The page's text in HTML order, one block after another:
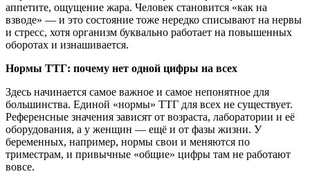
аппетите, ощущение жара. Человек становится «как на
взводе» — и это состояние тоже нередко списывают на нервы
и стресс, хотя организм буквально работает на повышенных
оборотах и изнашивается.
Нормы ТТГ: почему нет одной цифры на всех
Здесь начинается самое важное и самое непонятное для
большинства. Единой «нормы» ТТГ для всех не существует.
Референсные значения зависят от возраста, лаборатории и её
оборудования, а у женщин — ещё и от фазы жизни. У
беременных, например, нормы свои и меняются по
триместрам, и привычные «общие» цифры там не работают
вовсе.